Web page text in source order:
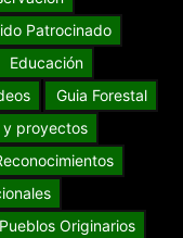
Patrocinado
Educación
Guia Forestal
y proyectos
Pueblos Originarios